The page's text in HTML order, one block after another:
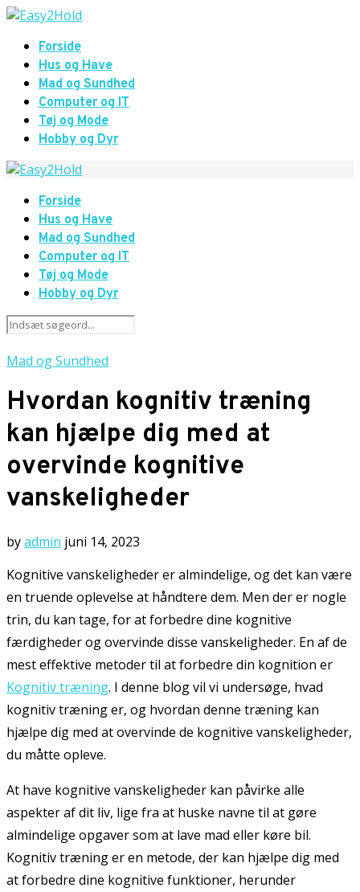
Forside
Hus og Have
Mad og Sundhed
Computer og IT
Tøj og Mode
Hobby og Dyr
Forside
Hus og Have
Mad og Sundhed
Computer og IT
Tøj og Mode
Hobby og Dyr
Mad og Sundhed
Hvordan kognitiv træning
kan hjælpe dig med at
overvinde kognitive
vanskeligheder
byadmin juni 14, 2023
Kognitive vanskeligheder er almindelige, og det kan være
en truende oplevelse at håndtere dem. Men der er nogle
trin, du kan tage, for at forbedre dine kognitive
færdigheder og overvinde disse vanskeligheder. En af de
mest effektive metoder til at forbedre din kognition er
Kognitiv træning. I denne blog vil vi undersøge, hvad
kognitiv træning er, og hvordan denne træning kan
hjælpe dig med at overvinde de kognitive vanskeligheder,
du måtte opleve.
At have kognitive vanskeligheder kan påvirke alle
aspekter af dit liv, lige fra at huske navne til at gøre
almindelige opgaver som at lave mad eller køre bil.
Kognitiv træning er en metode, der kan hjælpe dig med
at forbedre dine kognitive funktioner, herunder